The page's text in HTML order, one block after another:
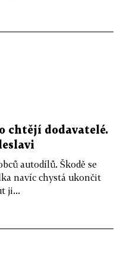
chtějí dodavatelé.
autodílů. Škodě se
navíc chystá ukončit
ji...